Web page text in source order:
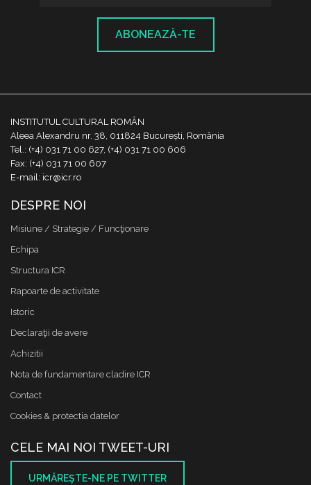
ABONEAZĂ-TE
INSTITUTUL CULTURAL ROMÂN
Aleea Alexandru nr. 38, 011824 București, România
Tel.: (+4) 031 71 00 627, (+4) 031 71 00 606
Fax: (+4) 031 71 00 607
E-mail: icr@icr.ro
DESPRE NOI
Misiune / Strategie / Funcţionare
Echipa
Structura ICR
Rapoarte de activitate
Istoric
Declaraţii de avere
Achizitii
Nota de fundamentare cladire ICR
Contact
Cookies & protectia datelor
CELE MAI NOI TWEET-URI
URMĂREŞTE-NE PE TWITTER